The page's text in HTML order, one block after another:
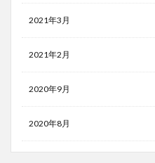
2021年3月
2021年2月
2020年9月
2020年8月